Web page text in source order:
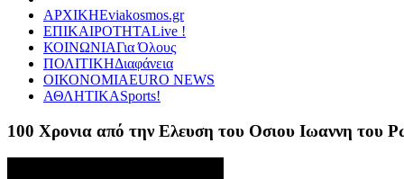
ΑΡΧΙΚΗEviakosmos.gr
ΕΠΙΚΑΙΡΟΤΗΤΑLive !
ΚΟΙΝΩΝΙΑΓια Όλους
ΠΟΛΙΤΙΚΗΔιαφάνεια
ΟΙΚΟΝΟΜΙΑEURO NEWS
ΑΘΛΗΤΙΚΑSports!
100 Χρονια από την Ελευση του Οσιου Ιωαννη του